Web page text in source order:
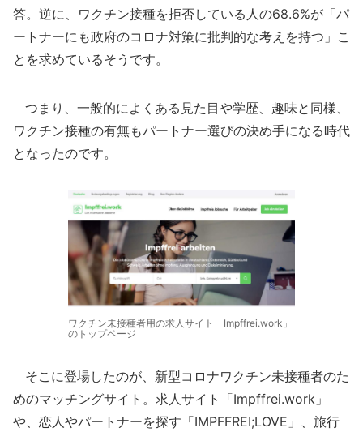
答。逆に、ワクチン接種を拒否している人の68.6%が「パ
ートナーにも政府のコロナ対策に批判的な考えを持つ」こ
とを求めているそうです。
つまり、一般的によくある見た目や学歴、趣味と同様、
ワクチン接種の有無もパートナー選びの決め手になる時代
となったのです。
ワクチン未接種者用の求人サイト「Impffrei.work」
のトップページ
そこに登場したのが、新型コロナワクチン未接種者のた
めのマッチングサイト。求人サイト「Impffrei.work」
や、恋人やパートナーを探す「IMPFFREI;LOVE」、旅行